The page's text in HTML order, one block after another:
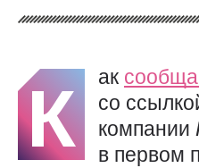
К ак
со
компании
в первом